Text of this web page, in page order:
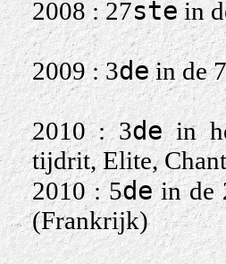
2008 : 27stein
2009 : 3dein de 7
2010 : 3dein
tijdrit, Elite,
2010 : 5dein de
(Frankrijk)